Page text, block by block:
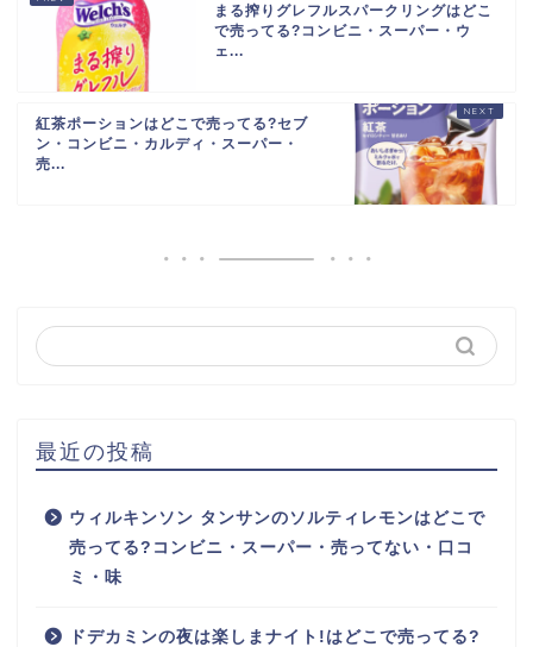
まる搾りグレフルスパークリングはどこ
で売ってる?コンビニ・スーパー・ウ
ェ...
紅茶ポーションはどこで売ってる?セブ
ン・コンビニ・カルディ・スーパー・
売...
最近の投稿
ウィルキンソン タンサンのソルティレモンはどこで
売ってる?コンビニ・スーパー・売ってない・口コ
ミ・味
ドデカミンの夜は楽しまナイト!はどこで売ってる?